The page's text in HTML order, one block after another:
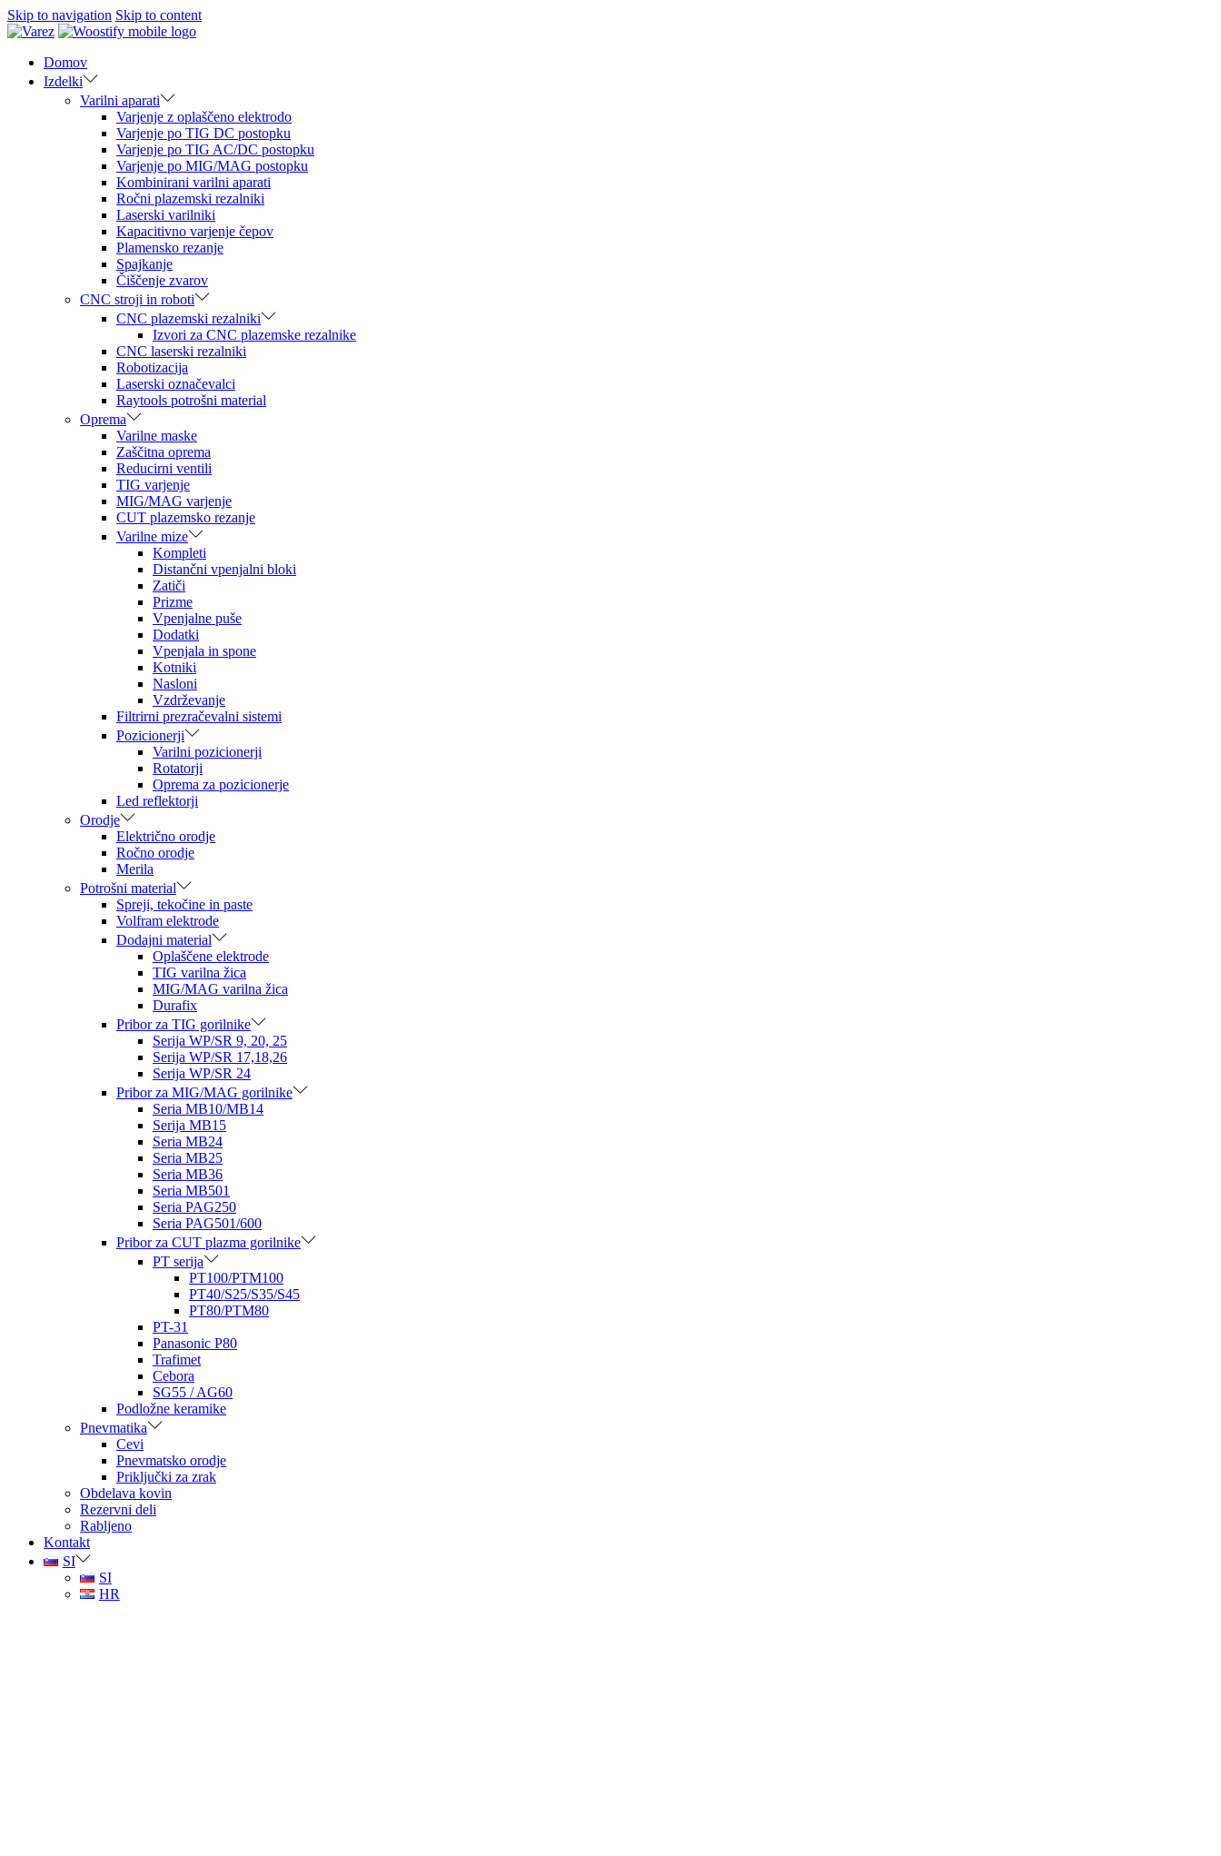
Skip to navigation Skip to content
Domov
Izdelki
Varilni aparati
Varjenje z oplaščeno elektrodo
Varjenje po TIG DC postopku
Varjenje po TIG AC/DC postopku
Varjenje po MIG/MAG postopku
Kombinirani varilni aparati
Ročni plazemski rezalniki
Laserski varilniki
Kapacitivno varjenje čepov
Plamensko rezanje
Spajkanje
Čiščenje zvarov
CNC stroji in roboti
CNC plazemski rezalniki
Izvori za CNC plazemske rezalnike
CNC laserski rezalniki
Robotizacija
Laserski označevalci
Raytools potrošni material
Oprema
Varilne maske
Zaščitna oprema
Reducirni ventili
TIG varjenje
MIG/MAG varjenje
CUT plazemsko rezanje
Varilne mize
Kompleti
Distančni vpenjalni bloki
Zatiči
Prizme
Vpenjalne puše
Dodatki
Vpenjala in spone
Kotniki
Nasloni
Vzdrževanje
Filtrirni prezračevalni sistemi
Pozicionerji
Varilni pozicionerji
Rotatorji
Oprema za pozicionerje
Led reflektorji
Orodje
Električno orodje
Ročno orodje
Merila
Potrošni material
Spreji, tekočine in paste
Volfram elektrode
Dodajni material
Oplaščene elektrode
TIG varilna žica
MIG/MAG varilna žica
Durafix
Pribor za TIG gorilnike
Serija WP/SR 9, 20, 25
Serija WP/SR 17,18,26
Serija WP/SR 24
Pribor za MIG/MAG gorilnike
Seria MB10/MB14
Serija MB15
Seria MB24
Seria MB25
Seria MB36
Seria MB501
Seria PAG250
Seria PAG501/600
Pribor za CUT plazma gorilnike
PT serija
PT100/PTM100
PT40/S25/S35/S45
PT80/PTM80
PT-31
Panasonic P80
Trafimet
Cebora
SG55 / AG60
Podložne keramike
Pnevmatika
Cevi
Pnevmatsko orodje
Priključki za zrak
Obdelava kovin
Rezervni deli
Rabljeno
Kontakt
SI
SI
HR